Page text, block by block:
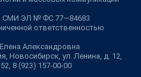
СМИ ЭЛ № ФС 77—84683
ответственностью
Александровна
Новосибирск, ул. Ленина, д. 12,
8 (923) 157-00-00